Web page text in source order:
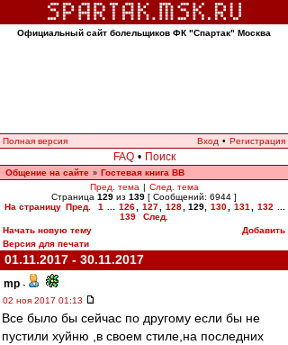
Официальный сайт болельщиков ФК "Спартак" Москва
Полная версия Вход • Регистрация
FAQ • Поиск
Общение на сайте » Гостевая книга ВВ
Пред. тема | След. тема
Страница 129 из 139 [ Сообщений: 6944 ]
На страницу Пред. 1 126 127 128 129, 130 131 132
139
След.
Начать новую тему
Добавить
Версия для печати
01.11.2017 - 30.11.2017
mp -
02 ноя 2017 01:13
Все было бы сейчас по другому если бы не
пустили хуйню ,в своем стиле,на последних